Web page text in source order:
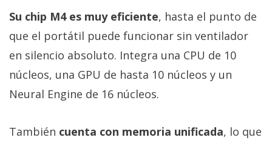
Su chip M4 es muy eficiente, hasta el punto de
que el portátil puede funcionar sin ventilador
en silencio absoluto. Integra una CPU de 10
núcleos, una GPU de hasta 10 núcleos y un
Neural Engine de 16 núcleos.
También cuenta con memoria unificada, lo que